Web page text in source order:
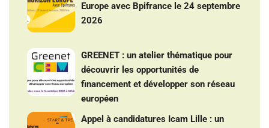
Europe avec Bpifrance le 24 septembre
2026
GREENET : un atelier thématique pour
découvrir les opportunités de
financement et développer son réseau
européen
Appel à candidatures Icam Lille : un